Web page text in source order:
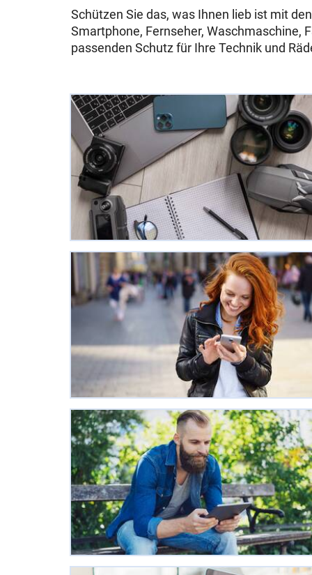
Schützen Sie das, was Ihnen lieb ist mit
Smartphone, Fernseher, Waschmaschine,
passenden Schutz für Ihre Technik und